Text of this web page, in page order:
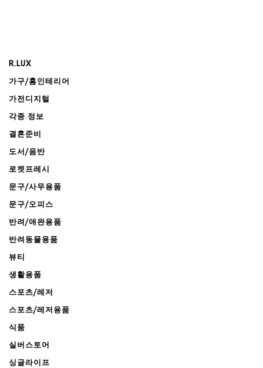
R.LUX
가구/홈인테리어
가전디지털
각종 정보
결혼준비
도서/음반
로켓프레시
문구/사무용품
문구/오피스
반려/애완용품
반려동물용품
뷰티
생활용품
스포츠/레저
스포츠/레저용품
식품
실버스토어
싱글라이프